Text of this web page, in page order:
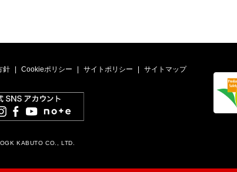
針 Cookieポリシー サイトポリシー サイトマップ
KABUTO CO., LTD.